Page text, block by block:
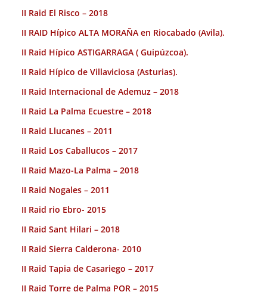
II Raid El Risco – 2018
II RAID Hípico ALTA MORAÑA en Riocabado (Avila).
II Raid Hípico ASTIGARRAGA ( Guipúzcoa).
II Raid Hípico de Villaviciosa (Asturias).
II Raid Internacional de Ademuz – 2018
II Raid La Palma Ecuestre – 2018
II Raid Llucanes – 2011
II Raid Los Caballucos – 2017
II Raid Mazo-La Palma – 2018
II Raid Nogales – 2011
II Raid rio Ebro- 2015
II Raid Sant Hilari – 2018
II Raid Sierra Calderona- 2010
II Raid Tapia de Casariego – 2017
II Raid Torre de Palma POR – 2015